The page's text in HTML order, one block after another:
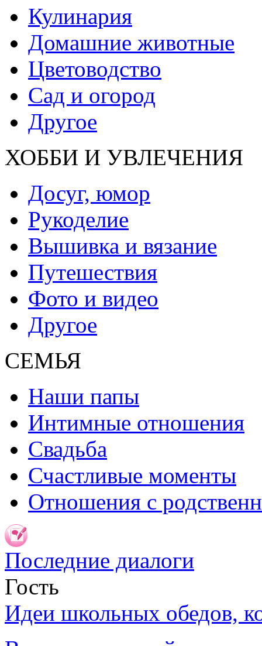
Кулинария
Домашние животные
Цветоводство
Сад и огород
Другое
ХОББИ И УВЛЕЧЕНИЯ
Досуг, юмор
Рукоделие
Вышивка и вязание
Путешествия
Фото и видео
Другое
СЕМЬЯ
Наши папы
Интимные отношения
Свадьба
Счастливые моменты
Отношения с
Последние диалоги
Гость
Идеи школьных обедов,